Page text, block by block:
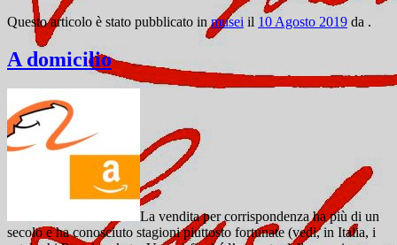
Questo articolo è stato pubblicato inmusei il 10 Agosto 2019 da .
A domicilio
La vendita per corrispondenza ha più di un
secolo e ha conosciuto stagioni piuttosto fortunate (vedi, in Italia, i